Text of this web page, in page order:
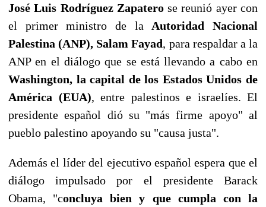
José Luis Rodríguez Zapaterose reunió ayer con
el primer ministro de la Autoridad Nacional
Palestina (ANP), Salam Fayad, para respaldar a la
ANP en el diálogo que se está llevando a cabo en
Washington, la capital de los Estados Unidos de
América (EUA), entre palestinos e israelíes. El
presidente español dió su "más firme apoyo" al
pueblo palestino apoyando su "causa justa".
Además el líder del ejecutivo español espera que el
diálogo impulsado por el presidente Barack
Obama, "concluya bien y que cumpla con la